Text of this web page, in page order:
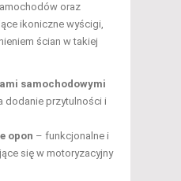
oraz
ikoniczne wyścigi,
ścian w takiej
samochodowymi
dodanie przytulności i
opon – funkcjonalne i
się w motoryzacyjny